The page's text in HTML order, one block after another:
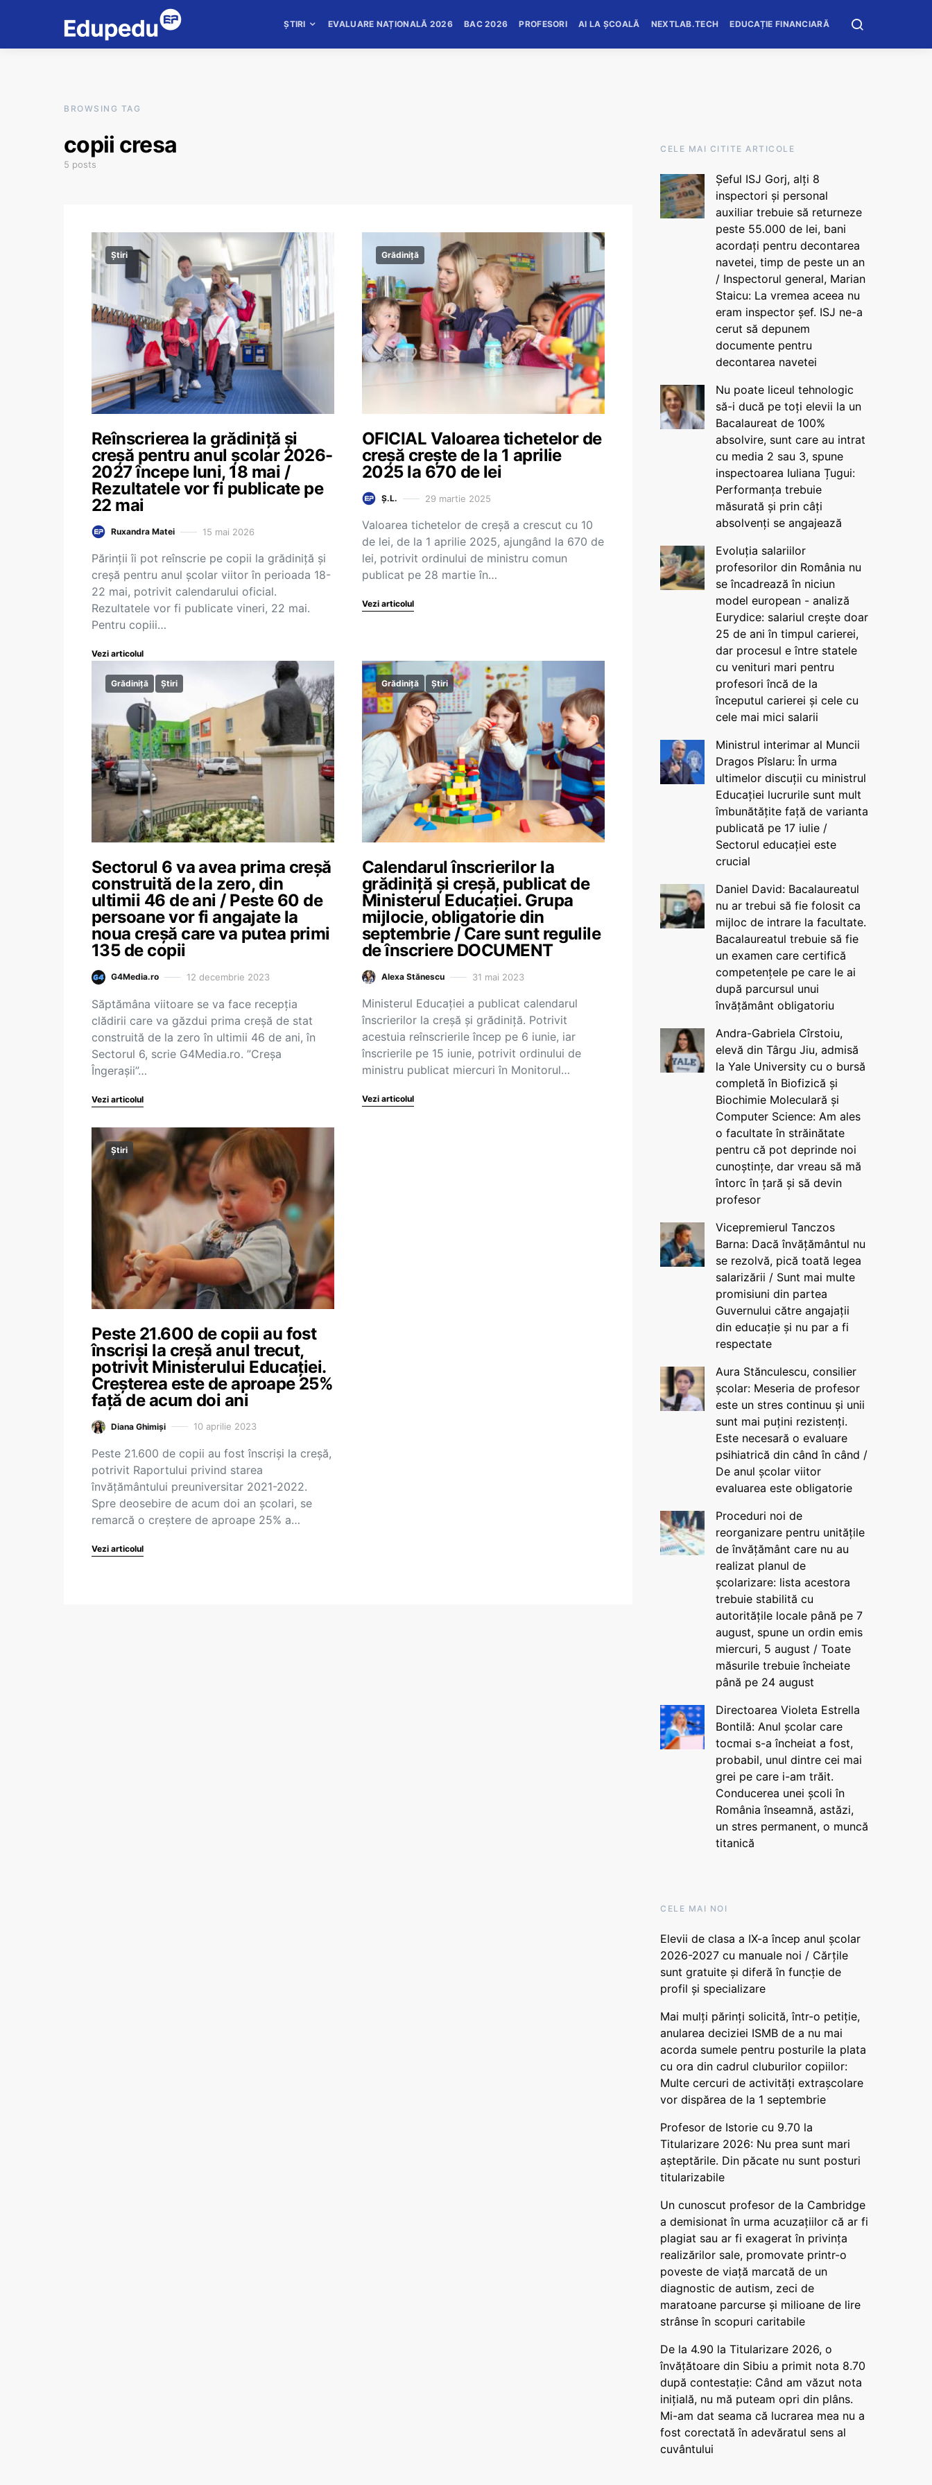
ȘTIRI EVALUARE NAȚIONALĂ 2026 BAC 2026 PROFESORI AI LA ȘCOALĂ NEXTLAB.TECH EDUCAȚIE FINANCIARĂ
BROWSING TAG
copii cresa
5 posts
Știri
Reînscrierea la grădiniță și
creșă pentru anul școlar 2026-
2027 începe luni, 18 mai /
Rezultatele vor fi publicate pe
22 mai
Ruxandra Matei 15 mai 2026
Părinții îi pot reînscrie pe copii la grădiniță și
creșă pentru anul școlar viitor în perioada 18-
22 mai, potrivit calendarului oficial.
Rezultatele vor fi publicate vineri, 22 mai.
Pentru copiii…
Vezi articolul
Grădiniță
OFICIAL Valoarea tichetelor de
creșă crește de la 1 aprilie
2025 la 670 de lei
Ș.L. 29 martie 2025
Valoarea tichetelor de creșă a crescut cu 10
de lei, de la 1 aprilie 2025, ajungând la 670 de
lei, potrivit ordinului de ministru comun
publicat pe 28 martie în…
Vezi articolul
Grădiniță Știri
Sectorul 6 va avea prima creșă
construită de la zero, din
ultimii 46 de ani / Peste 60 de
persoane vor fi angajate la
noua creșă care va putea primi
135 de copii
G4Media.ro 12 decembrie 2023
Săptămâna viitoare se va face recepția
clădirii care va găzdui prima creșă de stat
construită de la zero în ultimii 46 de ani, în
Sectorul 6, scrie G4Media.ro. ”Creșa
Îngerașii”…
Vezi articolul
Grădiniță Știri
Calendarul înscrierilor la
grădiniță și creșă, publicat de
Ministerul Educației. Grupa
mijlocie, obligatorie din
septembrie / Care sunt regulile
de înscriere DOCUMENT
Alexa Stănescu 31 mai 2023
Ministerul Educației a publicat calendarul
înscrierilor la creșă și grădiniță. Potrivit
acestuia reînscrierile încep pe 6 iunie, iar
înscrierile pe 15 iunie, potrivit ordinului de
ministru publicat miercuri în Monitorul…
Vezi articolul
Știri
Peste 21.600 de copii au fost
înscriși la creșă anul trecut,
potrivit Ministerului Educației.
Creșterea este de aproape 25%
față de acum doi ani
Diana Ghimiși 10 aprilie 2023
Peste 21.600 de copii au fost înscriși la creșă,
potrivit Raportului privind starea
învățământului preuniversitar 2021-2022.
Spre deosebire de acum doi an școlari, se
remarcă o creștere de aproape 25% a…
Vezi articolul
CELE MAI CITITE ARTICOLE
Șeful ISJ Gorj, alți 8
inspectori și personal
auxiliar trebuie să returneze
peste 55.000 de lei, bani
acordați pentru decontarea
navetei, timp de peste un an
/ Inspectorul general, Marian
Staicu: La vremea aceea nu
eram inspector șef. ISJ ne-a
cerut să depunem
documente pentru
decontarea navetei
Nu poate liceul tehnologic
să-i ducă pe toți elevii la un
Bacalaureat de 100%
absolvire, sunt care au intrat
cu media 2 sau 3, spune
inspectoarea Iuliana Țugui:
Performanța trebuie
măsurată și prin câți
absolvenți se angajează
Evoluția salariilor
profesorilor din România nu
se încadrează în niciun
model european - analiză
Eurydice: salariul crește doar
25 de ani în timpul carierei,
dar procesul e între statele
cu venituri mari pentru
profesori încă de la
începutul carierei și cele cu
cele mai mici salarii
Ministrul interimar al Muncii
Dragos Pîslaru: În urma
ultimelor discuții cu ministrul
Educației lucrurile sunt mult
îmbunătățite față de varianta
publicată pe 17 iulie /
Sectorul educației este
crucial
Daniel David: Bacalaureatul
nu ar trebui să fie folosit ca
mijloc de intrare la facultate.
Bacalaureatul trebuie să fie
un examen care certifică
competențele pe care le ai
după parcursul unui
învățământ obligatoriu
Andra-Gabriela Cîrstoiu,
elevă din Târgu Jiu, admisă
la Yale University cu o bursă
completă în Biofizică și
Biochimie Moleculară și
Computer Science: Am ales
o facultate în străinătate
pentru că pot deprinde noi
cunoștințe, dar vreau să mă
întorc în țară și să devin
profesor
Vicepremierul Tanczos
Barna: Dacă învățământul nu
se rezolvă, pică toată legea
salarizării / Sunt mai multe
promisiuni din partea
Guvernului către angajații
din educație și nu par a fi
respectate
Aura Stănculescu, consilier
școlar: Meseria de profesor
este un stres continuu și unii
sunt mai puțini rezistenți.
Este necesară o evaluare
psihiatrică din când în când /
De anul școlar viitor
evaluarea este obligatorie
Proceduri noi de
reorganizare pentru unitățile
de învățământ care nu au
realizat planul de
școlarizare: lista acestora
trebuie stabilită cu
autoritățile locale până pe 7
august, spune un ordin emis
miercuri, 5 august / Toate
măsurile trebuie încheiate
până pe 24 august
Directoarea Violeta Estrella
Bontilă: Anul școlar care
tocmai s-a încheiat a fost,
probabil, unul dintre cei mai
grei pe care i-am trăit.
Conducerea unei școli în
România înseamnă, astăzi,
un stres permanent, o muncă
titanică
CELE MAI NOI
Elevii de clasa a IX-a încep anul școlar
2026-2027 cu manuale noi / Cărțile
sunt gratuite și diferă în funcție de
profil și specializare
Mai mulți părinți solicită, într-o petiție,
anularea deciziei ISMB de a nu mai
acorda sumele pentru posturile la plata
cu ora din cadrul cluburilor copiilor:
Multe cercuri de activități extrașcolare
vor dispărea de la 1 septembrie
Profesor de Istorie cu 9.70 la
Titularizare 2026: Nu prea sunt mari
așteptările. Din păcate nu sunt posturi
titularizabile
Un cunoscut profesor de la Cambridge
a demisionat în urma acuzațiilor că ar fi
plagiat sau ar fi exagerat în privința
realizărilor sale, promovate printr-o
poveste de viață marcată de un
diagnostic de autism, zeci de
maratoane parcurse și milioane de lire
strânse în scopuri caritabile
De la 4.90 la Titularizare 2026, o
învățătoare din Sibiu a primit nota 8.70
după contestație: Când am văzut nota
inițială, nu mă puteam opri din plâns.
Mi-am dat seama că lucrarea mea nu a
fost corectată în adevăratul sens al
cuvântului